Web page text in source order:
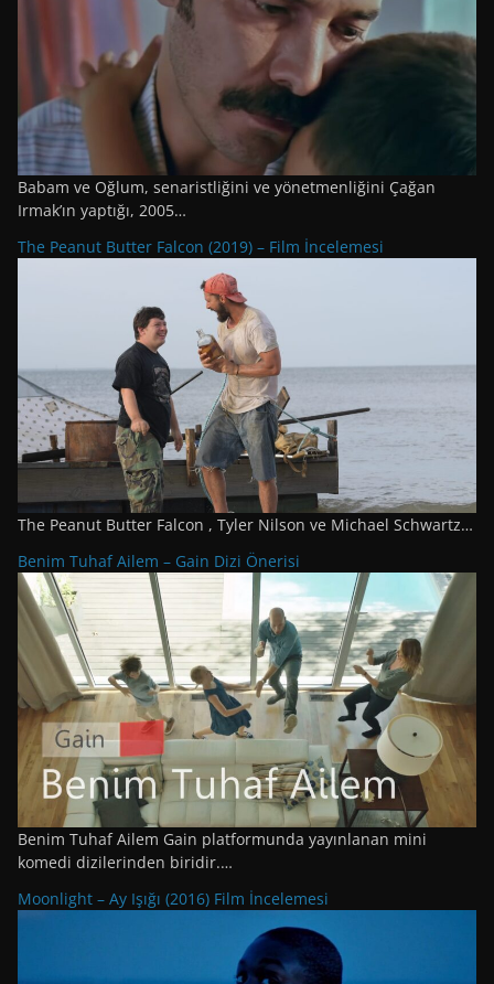
Babam ve Oğlum, senaristliğini ve yönetmenliğini Çağan
Irmak’ın yaptığı, 2005…
The Peanut Butter Falcon (2019) – Film İncelemesi
The Peanut Butter Falcon , Tyler Nilson ve Michael Schwartz…
Benim Tuhaf Ailem – Gain Dizi Önerisi
Benim Tuhaf Ailem Gain platformunda yayınlanan mini
komedi dizilerinden biridir.…
Moonlight – Ay Işığı (2016) Film İncelemesi